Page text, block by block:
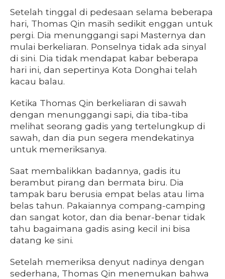
Setelah tinggal di pedesaan selama beberapa
hari, Thomas Qin masih sedikit enggan untuk
pergi. Dia menunggangi sapi Masternya dan
mulai berkeliaran. Ponselnya tidak ada sinyal
di sini. Dia tidak mendapat kabar beberapa
hari ini, dan sepertinya Kota Donghai telah
kacau balau.
Ketika Thomas Qin berkeliaran di sawah
dengan menunggangi sapi, dia tiba-tiba
melihat seorang gadis yang tertelungkup di
sawah, dan dia pun segera mendekatinya
untuk memeriksanya.
Saat membalikkan badannya, gadis itu
berambut pirang dan bermata biru. Dia
tampak baru berusia empat belas atau lima
belas tahun. Pakaiannya compang-camping
dan sangat kotor, dan dia benar-benar tidak
tahu bagaimana gadis asing kecil ini bisa
datang ke sini.
Setelah memeriksa denyut nadinya dengan
sederhana, Thomas Qin menemukan bahwa